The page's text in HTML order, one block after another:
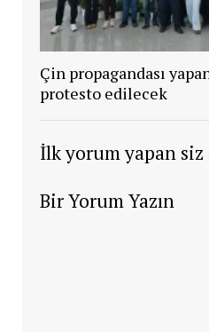
Çin propagandası
protesto edilecek
İlk yorum yapan
Bir Yorum Yazın